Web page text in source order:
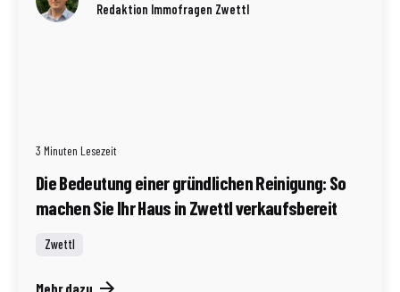
Redaktion Immofragen Zwettl
3 Minuten Lesezeit
Die Bedeutung einer gründlichen Reinigung: So
machen Sie Ihr Haus in Zwettl verkaufsbereit
Zwettl
Mehr dazu